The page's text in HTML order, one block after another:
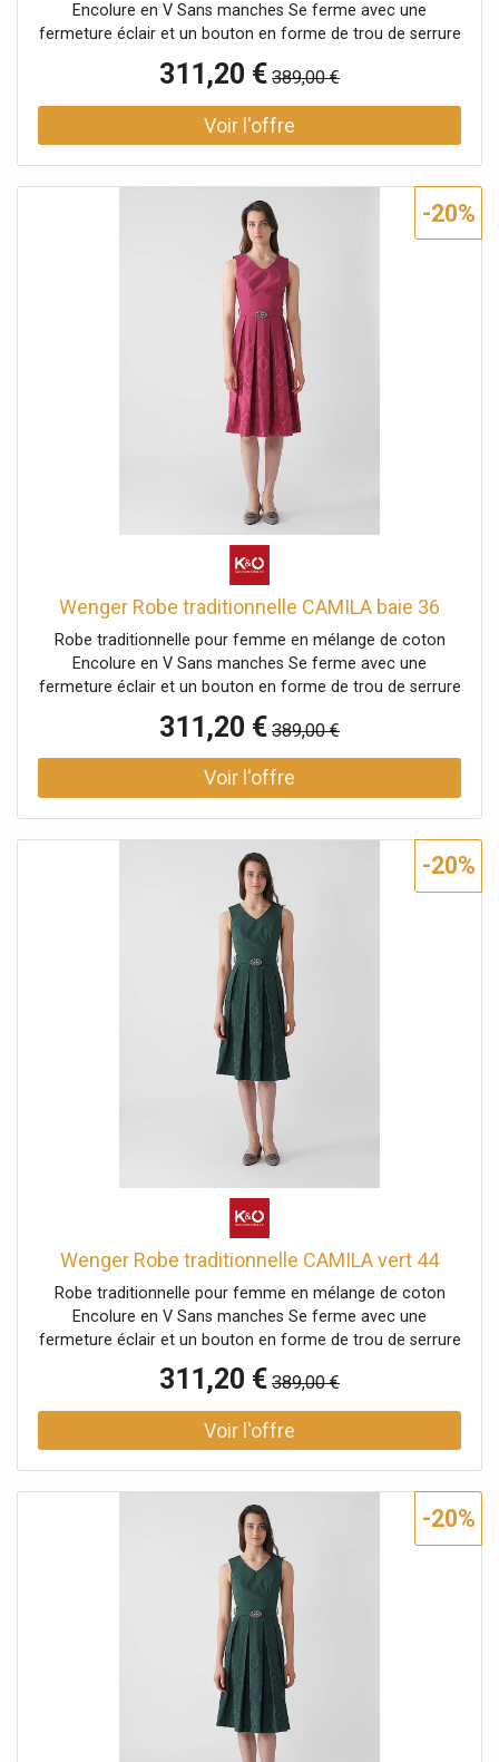
Encolure en V Sans manches Se ferme avec une
fermeture éclair et un bouton en forme de trou de serrure
taille Motif jacquard sur la jupe Coupe évasée Uni Nom de
la couleur : Beere (Baie) Longueur : env. 70 cm Matière
haut : 51 % polyester, 49 % coton Matière jupe : 50 %
coton, 50 % polyester Doublure : 100 % coton
311,20 € 389,00 €
Wenger Robe traditionnelle CAMILA baie 36
Robe traditionnelle pour femme en mélange de coton
Encolure en V Sans manches Se ferme avec une
fermeture éclair et un bouton en forme de trou de serrure
taille Motif jacquard sur la jupe Coupe évasée Uni Nom de
la couleur : Beere (Baie) Longueur : env. 70 cm Matière
haut : 51 % polyester, 49 % coton Matière jupe : 50 %
coton, 50 % polyester Doublure : 100 % coton
311,20 € 389,00 €
-20%
Wenger Robe traditionnelle CAMILA vert 44
Robe traditionnelle pour femme en mélange de coton
Encolure en V Sans manches Se ferme avec une
fermeture éclair et un bouton en forme de trou de serrure
au milieu du dos Ceinture avec boucle traditionnelle à la
taille Motif jacquard sur la jupe Coupe évasée Uni Nom de
la couleur : Sapin Longueur : Env. 70 cm Matière partie
supérieure : 51 % polyester, 49 % coton Matière jupe : 50 %
311,20 € 389,00 €
-20%
-20%